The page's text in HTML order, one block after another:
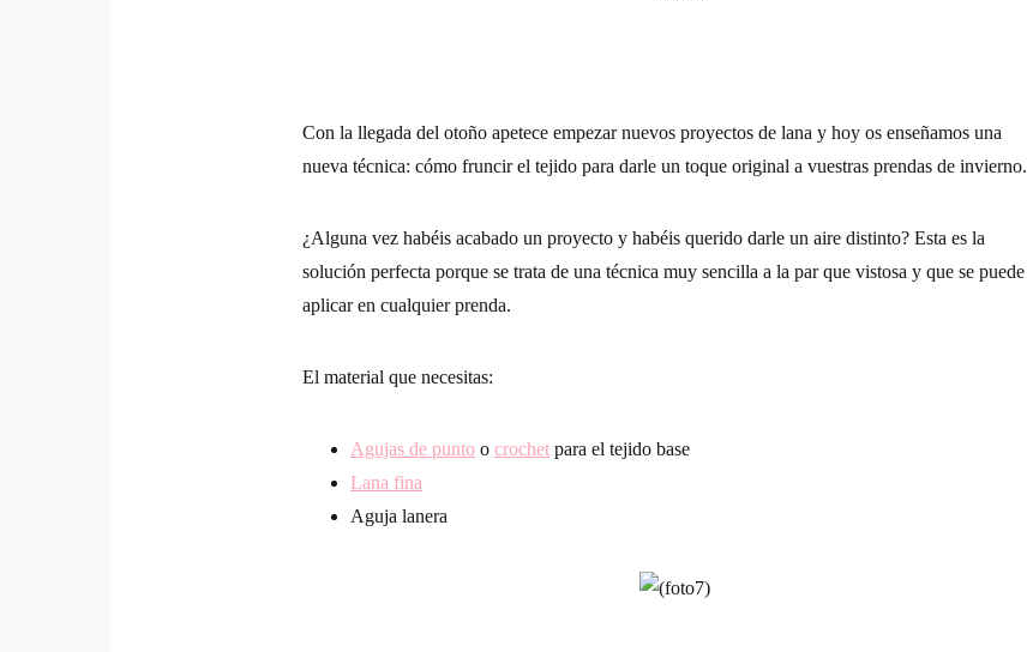
Con la llegada del otoño apetece empezar nuevos proyectos de lana y hoy os enseñamos una
nueva técnica: cómo fruncir el tejido para darle un toque original a vuestras prendas de invierno.
¿Alguna vez habéis acabado un proyecto y habéis querido darle un aire distinto? Esta es la
solución perfecta porque se trata de una técnica muy sencilla a la par que vistosa y que se puede
aplicar en cualquier prenda.
El material que necesitas:
Agujas de punto o crochet para el tejido base
Lana fina
Aguja lanera